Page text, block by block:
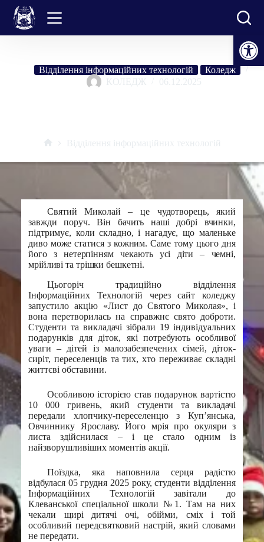
Відкрити Панель інструментів
Перейти
вмісту
Відділення інформаційних технологій
Коледж
КОЛЕДЖ
06.12.2025
Відділення інформаційних технологій
Святий Миколай – це чудотворець, який
завжди поруч. Він бачить наші добрі вчинки,
підтримує, коли складно, і нагадує, що маленьке
диво може статися з кожним. Саме тому цього дня
його з нетерпінням чекають усі діти – чемні,
мрійливі та трішки бешкетні.
Цьогоріч традиційно відділення
Інформаційних Технологій через сайт коледжу
запустило акцію «Лист до Святого Миколая», і
вона перетворилась на справжнє свято доброти.
Студенти та викладачі зібрали 19 індивідуальних
подарунків для діток, які потребують особливої
уваги – дітей із малозабезпечених сімей, діток-
сиріт, переселенців та тих, хто переживає складні
життєві обставини.
Особливою історією став подарунок вартістю
10 000 гривень, який студенти та викладачі
передали хлопчику-переселенцю з Куп’янська,
Овчиннику Ярославу. Його мрія про окуляри з
листа здійснилася – і це стало одним із
найзворушливіших моментів акції.
Поїздка, яка наповнила серця радістю
відбулася 05 грудня 2025 року, студенти відділення
Інформаційних Технологій завітали до
Клеванської спеціальної школи №1. Там на них
чекали щирі дитячі очі, обійми, сміх і той
особливий передсвятковий настрій, який словами
не передати.